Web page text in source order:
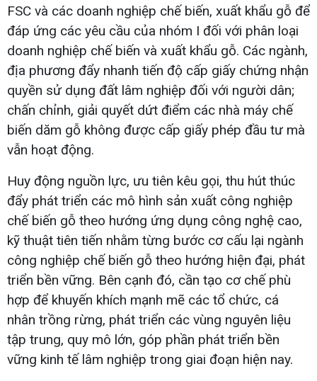
FSC và các doanh nghiệp chế biến, xuất khẩu gỗ để
đáp ứng các yêu cầu của nhóm I đối với phân loại
doanh nghiệp chế biến và xuất khẩu gỗ. Các ngành,
địa phương đẩy nhanh tiến độ cấp giấy chứng nhận
quyền sử dụng đất lâm nghiệp đối với người dân;
chấn chỉnh, giải quyết dứt điểm các nhà máy chế
biến dăm gỗ không được cấp giấy phép đầu tư mà
vẫn hoạt động.
Huy động nguồn lực, ưu tiên kêu gọi, thu hút thúc
đẩy phát triển các mô hình sản xuất công nghiệp
chế biến gỗ theo hướng ứng dụng công nghệ cao,
kỹ thuật tiên tiến nhằm từng bước cơ cấu lại ngành
công nghiệp chế biến gỗ theo hướng hiện đại, phát
triển bền vững. Bên cạnh đó, cần tạo cơ chế phù
hợp để khuyến khích mạnh mẽ các tổ chức, cá
nhân trồng rừng, phát triển các vùng nguyên liệu
tập trung, quy mô lớn, góp phần phát triển bền
vững kinh tế lâm nghiệp trong giai đoạn hiện nay.